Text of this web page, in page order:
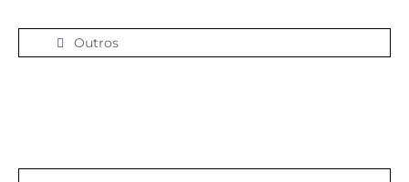
Outros